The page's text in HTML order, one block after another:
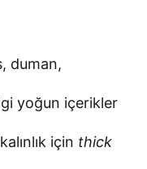
duman,
yoğun içerikler
için thick